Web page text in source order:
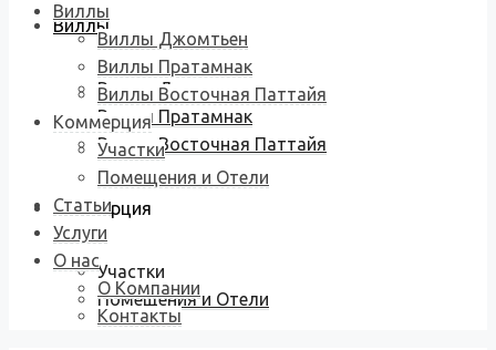
Виллы
Виллы Джомтьен
Виллы Пратамнак
Виллы Восточная Паттайя
Коммерция
Участки
Помещения и Отели
Виллы
Виллы Джомтьен
Виллы Пратамнак
Виллы Восточная Паттайя
Коммерция
Участки
Помещения и Отели
Статьи
Услуги
О нас
О Компании
Контакты